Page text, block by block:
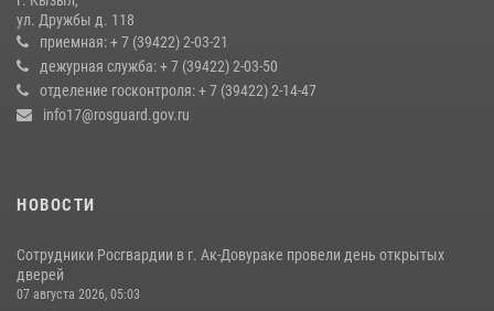
Кызылчанин поблагодарил сотрудников Росгвардии за
оперативное реагирование в решении конфликтной ситуации
17 июля 2026, 07:22 1
ул. Дружбы д. 118
приемная: + 7 (39422) 2-03-21
дежурная служба: + 7 (39422) 2-03-50
отделение госконтроля: + 7 (39422) 2-14-47
info17@rosguard.gov.ru
НОВОСТИ
Сотрудники Росгвардии в г. Ак-Довураке провели день открытых
дверей
07 августа 2026, 05:03